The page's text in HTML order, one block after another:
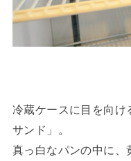
冷蔵ケースに目を向け
サンド」。
真っ白なパンの中に、